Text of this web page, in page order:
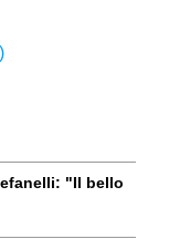
"Il bello